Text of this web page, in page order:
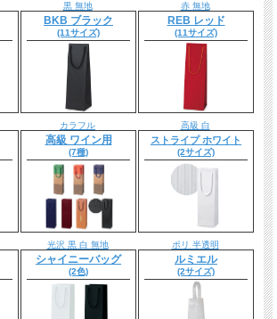
黒 無地
BKB ブラック
(11サイズ)
赤 無地
REB レッド
(11サイズ)
カラフル
高級 ワイン用
(7種)
高級 白
ストライプ ホワイト
(2サイズ)
光沢 黒 白 無地
シャイニーバッグ
(2色)
ポリ 半透明
ルミエル
(2サイズ)